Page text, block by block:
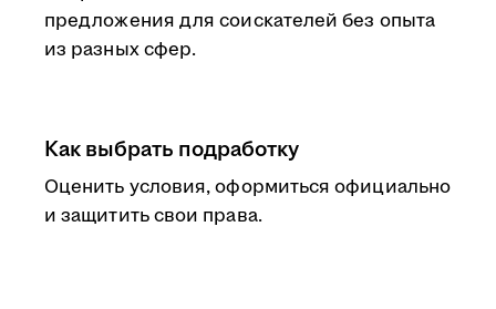
предложения для соискателей без опыта
из разных сфер.
Как выбрать подработку
Оценить условия, оформиться официально
и защитить свои права.